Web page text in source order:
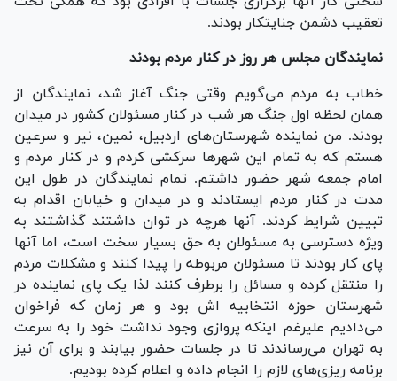
تعقیب دشمن جنایتکار بودند.
نمایندگان مجلس هر روز در کنار مردم بودند
خطاب به مردم می‌گویم وقتی جنگ آغاز شد، نمایندگان از
همان لحظه اول جنگ هر شب در کنار مسئولان کشور در میدان
بودند. من نماینده شهرستان‌های اردبیل، نمین، نیر و سرعین
هستم که به تمام این شهر‌ها سرکشی کردم و در کنار مردم و
امام جمعه شهر حضور داشتم. تمام نمایندگان در طول این
مدت در کنار مردم ایستادند و در میدان و خیابان اقدام به
تبیین شرایط کردند. آنها هرچه در توان داشتند گذاشتند به
ویژه دسترسی به مسئولان به حق بسیار سخت است، اما آنها
پای کار بودند تا مسئولان مربوطه را پیدا کنند و مشکلات مردم
را منتقل کرده و مسائل را برطرف کنند لذا یک پای نماینده در
شهرستان حوزه انتخابیه اش بود و هر زمان که فراخوان
می‌دادیم علیرغم اینکه پروازی وجود نداشت خود را به سرعت
به تهران می‌رساندند تا در جلسات حضور بیابند و برای آن نیز
برنامه ریزی‌های لازم را انجام داده و اعلام کرده بودیم.